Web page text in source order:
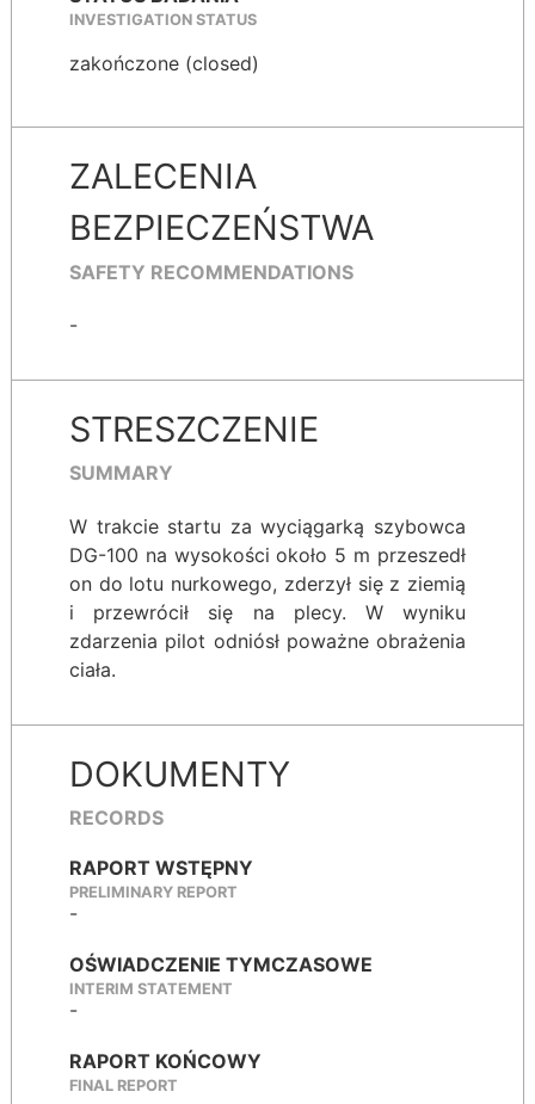
INVESTIGATION STATUS
zakończone (closed)
ZALECENIA
BEZPIECZEŃSTWA
SAFETY RECOMMENDATIONS
-
STRESZCZENIE
SUMMARY
W trakcie startu za wyciągarką szybowca
DG-100 na wysokości około 5 m przeszedł
on do lotu nurkowego, zderzył się z ziemią
i przewrócił się na plecy. W wyniku
zdarzenia pilot odniósł poważne obrażenia
ciała.
DOKUMENTY
RECORDS
RAPORT WSTĘPNY
PRELIMINARY REPORT
-
OŚWIADCZENIE TYMCZASOWE
INTERIM STATEMENT
-
RAPORT KOŃCOWY
FINAL REPORT